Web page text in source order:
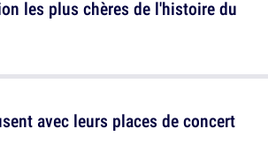
avec leurs places de concert
les plus chères de l'histoire du